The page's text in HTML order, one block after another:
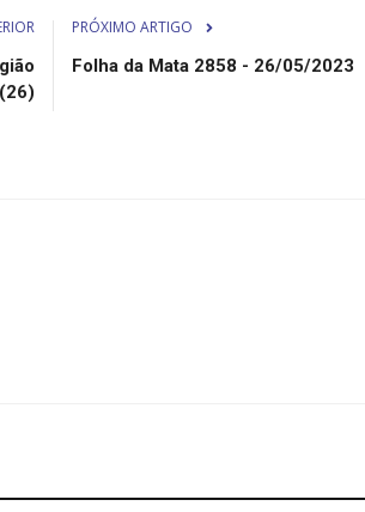
PRÓXIMO ARTIGO
Folha da Mata 2858 - 26/05/2023